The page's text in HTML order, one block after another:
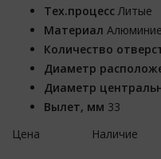
Тех.процессЛитые
Материал
Количество
Диаметр
Диаметр
Вылет, мм 33
Цена
Наличие